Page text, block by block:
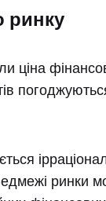
ринку
ринки